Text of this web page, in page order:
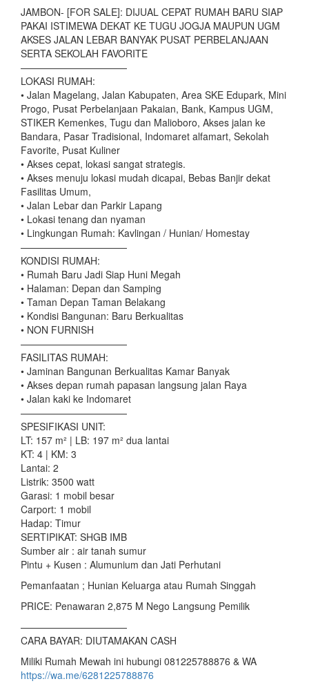
JAMBON- [FOR SALE]: DIJUAL CEPAT RUMAH BARU SIAP
PAKAI ISTIMEWA DEKAT KE TUGU JOGJA MAUPUN UGM
AKSES JALAN LEBAR BANYAK PUSAT PERBELANJAAN
SERTA SEKOLAH FAVORITE
———————————
LOKASI RUMAH:
• Jalan Magelang, Jalan Kabupaten, Area SKE Edupark, Mini
Progo, Pusat Perbelanjaan Pakaian, Bank, Kampus UGM,
STIKER Kemenkes, Tugu dan Malioboro, Akses jalan ke
Bandara, Pasar Tradisional, Indomaret alfamart, Sekolah
Favorite, Pusat Kuliner
• Akses cepat, lokasi sangat strategis.
• Akses menuju lokasi mudah dicapai, Bebas Banjir dekat
Fasilitas Umum,
• Jalan Lebar dan Parkir Lapang
• Lokasi tenang dan nyaman
• Lingkungan Rumah: Kavlingan / Hunian/ Homestay
———————————
KONDISI RUMAH:
• Rumah Baru Jadi Siap Huni Megah
• Halaman: Depan dan Samping
• Taman Depan Taman Belakang
• Kondisi Bangunan: Baru Berkualitas
• NON FURNISH
———————————
FASILITAS RUMAH:
• Jaminan Bangunan Berkualitas Kamar Banyak
• Akses depan rumah papasan langsung jalan Raya
• Jalan kaki ke Indomaret
———————————
SPESIFIKASI UNIT:
LT: 157 m² | LB: 197 m² dua lantai
KT: 4 | KM: 3
Lantai: 2
Listrik: 3500 watt
Garasi: 1 mobil besar
Carport: 1 mobil
Hadap: Timur
SERTIPIKAT: SHGB IMB
Sumber air : air tanah sumur
Pintu + Kusen : Alumunium dan Jati Perhutani
Pemanfaatan ; Hunian Keluarga atau Rumah Singgah
PRICE: Penawaran 2,875 M Nego Langsung Pemilik
———————————
CARA BAYAR: DIUTAMAKAN CASH
Miliki Rumah Mewah ini hubungi 081225788876 & WA
https://wa.me/6281225788876